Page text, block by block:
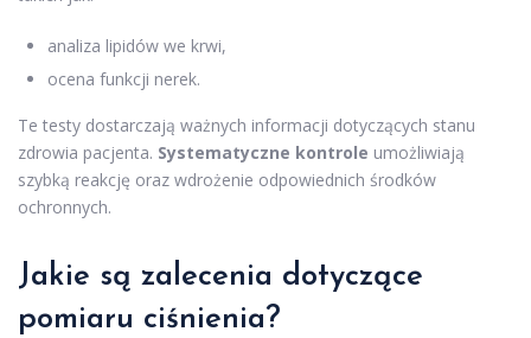
analiza lipidów we krwi,
ocena funkcji nerek.
Te testy dostarczają ważnych informacji dotyczących stanu
zdrowia pacjenta. Systematyczne kontrole umożliwiają
szybką reakcję oraz wdrożenie odpowiednich środków
ochronnych.
Jakie są zalecenia dotyczące
pomiaru ciśnienia?